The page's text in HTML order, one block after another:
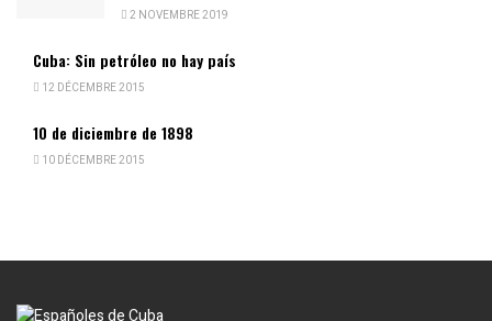
2 NOVEMBRE 2019
Cuba: Sin petróleo no hay país
12 DÉCEMBRE 2015
10 de diciembre de 1898
10 DÉCEMBRE 2015